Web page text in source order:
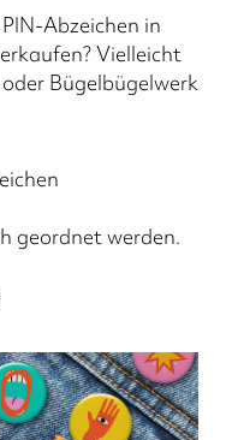
Abzeichen in
Vielleicht
Bügelbügelwerk
geordnet werden.